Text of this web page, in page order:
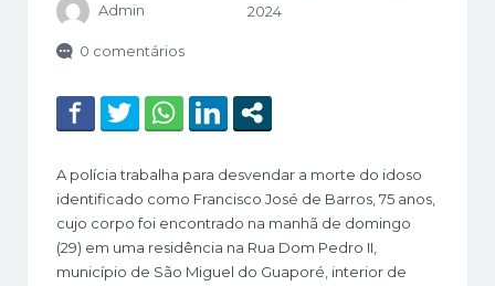
Admin
2024
0 comentários
A polícia trabalha para desvendar a morte do idoso
identificado como Francisco José de Barros, 75 anos,
cujo corpo foi encontrado na manhã de domingo
(29) em uma residência na Rua Dom Pedro II,
município de São Miguel do Guaporé, interior de